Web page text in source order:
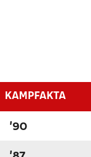
KAMPFAKTA
'90